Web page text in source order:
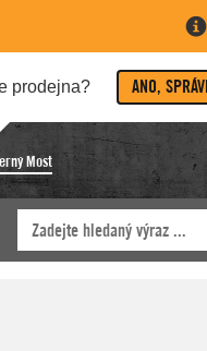
prodejna? ANO,
Most